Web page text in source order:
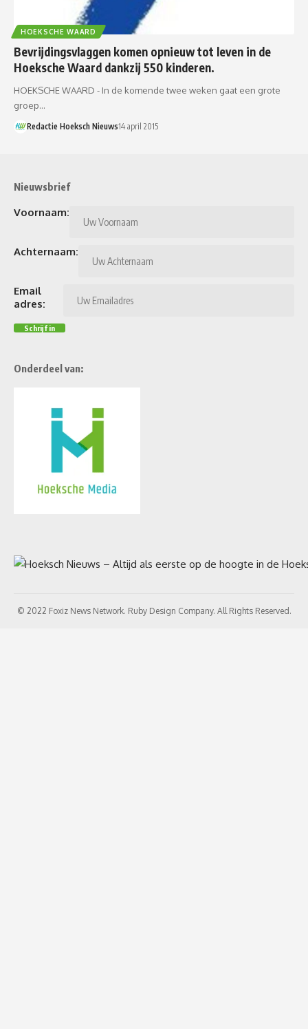
HOEKSCHE WAARD
Bevrijdingsvlaggen komen opnieuw tot leven in de
Hoeksche Waard dankzij 550 kinderen.
HOEKSCHE WAARD - In de komende twee weken gaat een grote
groep…
Redactie Hoeksch Nieuws14 april 2015
Nieuwsbrief
Voornaam:
Achternaam:
Email
adres:
Onderdeel van:
© 2022 Foxiz News Network. Ruby Design Company. All Rights Reserved.